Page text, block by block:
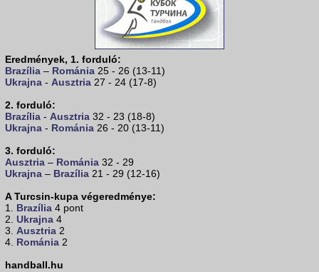
Eredmények, 1. forduló:
Brazília – Románia 25 - 26 (13-11)
Ukrajna - Ausztria 27 - 24 (17-8)
2. forduló:
Brazília - Ausztria 32 - 23 (18-8)
Ukrajna - Románia 26 - 20 (13-11)
3. forduló:
Ausztria – Románia 32 - 29
Ukrajna – Brazília 21 - 29 (12-16)
A Turcsin-kupa végeredménye:
1. Brazília 4 pont
2. Ukrajna 4
3. Ausztria 2
4. Románia 2
handball.hu